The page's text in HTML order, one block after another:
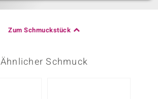
Zum Schmuckstück
Ähnlicher Schmuck